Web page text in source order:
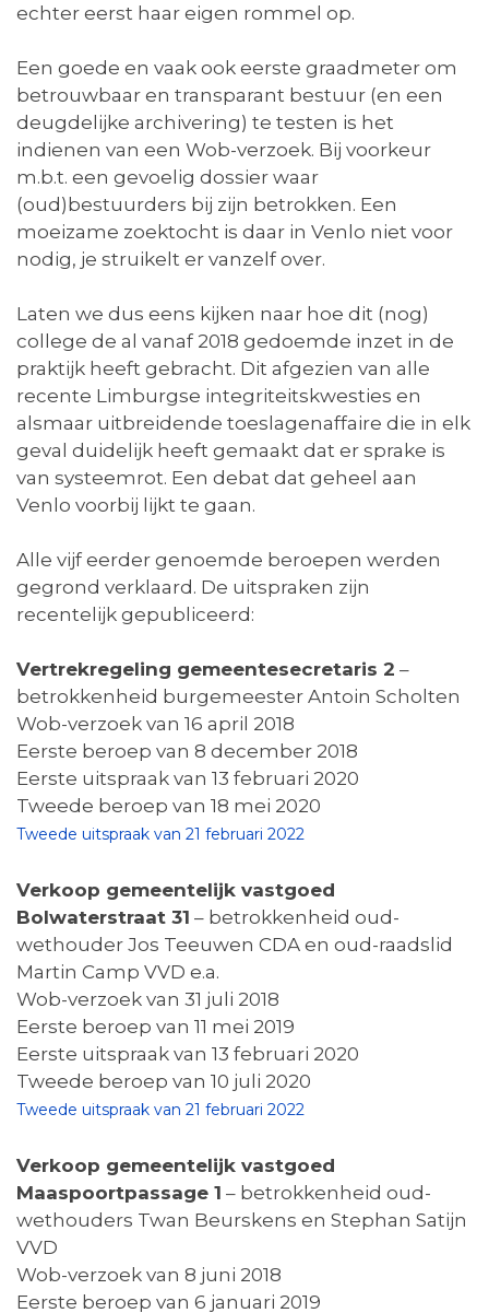
echter eerst haar eigen rommel op.
Een goede en vaak ook eerste graadmeter om
betrouwbaar en transparant bestuur (en een
deugdelijke archivering) te testen is het
indienen van een Wob-verzoek. Bij voorkeur
m.b.t. een gevoelig dossier waar
(oud)bestuurders bij zijn betrokken. Een
moeizame zoektocht is daar in Venlo niet voor
nodig, je struikelt er vanzelf over.
Laten we dus eens kijken naar hoe dit (nog)
college de al vanaf 2018 gedoemde inzet in de
praktijk heeft gebracht. Dit afgezien van alle
recente Limburgse integriteitskwesties en
alsmaar uitbreidende toeslagenaffaire die in elk
geval duidelijk heeft gemaakt dat er sprake is
van systeemrot. Een debat dat geheel aan
Venlo voorbij lijkt te gaan.
Alle vijf eerder genoemde beroepen werden
gegrond verklaard. De uitspraken zijn
recentelijk gepubliceerd:
Vertrekregeling gemeentesecretaris 2 –
betrokkenheid burgemeester Antoin Scholten
Wob-verzoek van 16 april 2018
Eerste beroep van 8 december 2018
Eerste uitspraak van 13 februari 2020
Tweede beroep van 18 mei 2020
Tweede uitspraak van 21 februari 2022
Verkoop gemeentelijk vastgoed
Bolwaterstraat 31 – betrokkenheid oud-
wethouder Jos Teeuwen CDA en oud-raadslid
Martin Camp VVD e.a.
Wob-verzoek van 31 juli 2018
Eerste beroep van 11 mei 2019
Eerste uitspraak van 13 februari 2020
Tweede beroep van 10 juli 2020
Tweede uitspraak van 21 februari 2022
Verkoop gemeentelijk vastgoed
Maaspoortpassage 1 – betrokkenheid oud-
wethouders Twan Beurskens en Stephan Satijn
VVD
Wob-verzoek van 8 juni 2018
Eerste beroep van 6 januari 2019